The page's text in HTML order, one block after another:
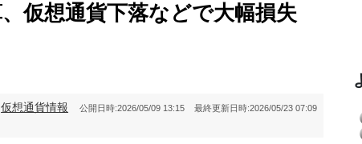
仮想通貨下落などで大幅損失
仮想通貨情報 公開日時:2026/05/09 13:15 最終更新日時:2026/05/23 07:09